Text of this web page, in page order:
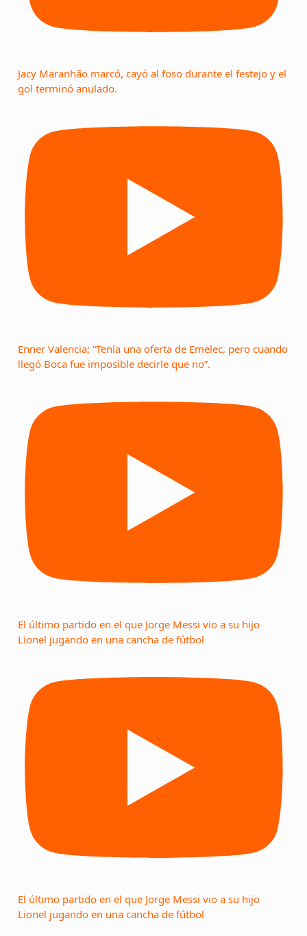
Jacy Maranhão marcó, cayó al foso durante el festejo y el
gol terminó anulado.
Enner Valencia: “Tenía una oferta de Emelec, pero cuando
llegó Boca fue imposible decirle que no”.
El último partido en el que Jorge Messi vio a su hijo
Lionel jugando en una cancha de fútbol
El último partido en el que Jorge Messi vio a su hijo
Lionel jugando en una cancha de fútbol